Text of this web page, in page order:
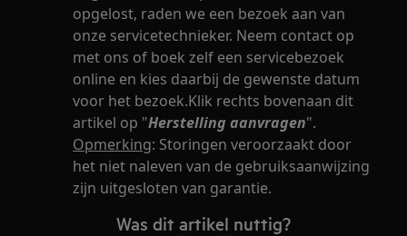
opgelost, raden we een bezoek aan van
onze servicetechnieker. Neem contact op
met ons of boek zelf een servicebezoek
online en kies daarbij de gewenste datum
voor het bezoek.Klik rechts bovenaan dit
artikel op "Herstelling aanvragen".
Opmerking: Storingen veroorzaakt door
het niet naleven van de gebruiksaanwijzing
zijn uitgesloten van garantie.
Was dit artikel nuttig?